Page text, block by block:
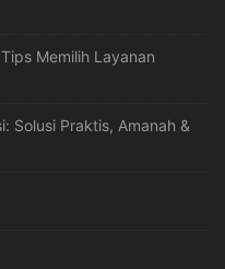
Memilih Layanan
Solusi Praktis, Amanah &